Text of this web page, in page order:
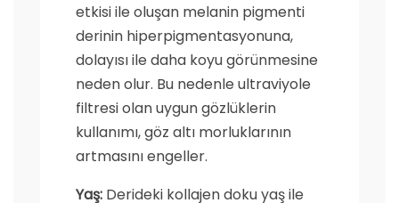
etkisi ile oluşan melanin pigmenti
derinin hiperpigmentasyonuna,
dolayısı ile daha koyu görünmesine
neden olur. Bu nedenle ultraviyole
filtresi olan uygun gözlüklerin
kullanımı, göz altı morluklarının
artmasını engeller.
Yaş: Derideki kollajen doku yaş ile